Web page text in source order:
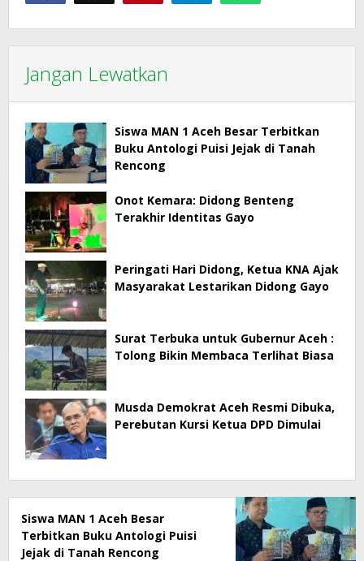
Jangan Lewatkan
Siswa MAN 1 Aceh Besar Terbitkan
Buku Antologi Puisi Jejak di Tanah
Rencong
Onot Kemara: Didong Benteng
Terakhir Identitas Gayo
Peringati Hari Didong, Ketua KNA Ajak
Masyarakat Lestarikan Didong Gayo
Surat Terbuka untuk Gubernur Aceh :
Tolong Bikin Membaca Terlihat Biasa
Musda Demokrat Aceh Resmi Dibuka,
Perebutan Kursi Ketua DPD Dimulai
Siswa MAN 1 Aceh Besar
Terbitkan Buku Antologi Puisi
Jejak di Tanah Rencong